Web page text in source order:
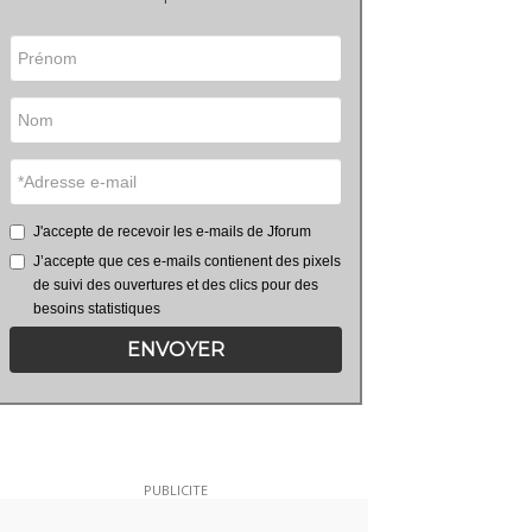
J'accepte de recevoir les e-mails de Jforum
J’accepte que ces e-mails contienent des pixels
de suivi des ouvertures et des clics pour des
besoins statistiques
ENVOYER